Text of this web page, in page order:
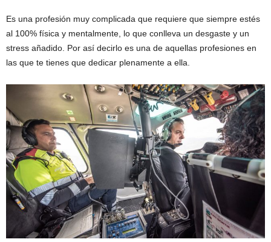
Es una profesión muy complicada que requiere que siempre estés
al 100% física y mentalmente, lo que conlleva un desgaste y un
stress añadido. Por así decirlo es una de aquellas profesiones en
las que te tienes que dedicar plenamente a ella.